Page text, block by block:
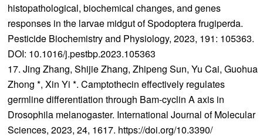
histopathological, biochemical changes, and genes
responses in the larvae midgut of Spodoptera frugiperda.
Pesticide Biochemistry and Physiology, 2023, 191: 105363.
DOI: 10.1016/j.pestbp.2023.105363
17. Jing Zhang, Shijie Zhang, Zhipeng Sun, Yu Cai, Guohua
Zhong *, Xin Yi *. Camptothecin effectively regulates
germline differentiation through Bam-cyclin A axis in
Drosophila melanogaster. International Journal of Molecular
Sciences, 2023, 24, 1617. https://doi.org/10.3390/